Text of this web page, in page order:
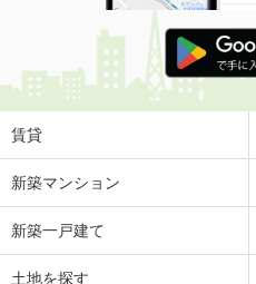
賃貸
新築マンション
新築一戸建て
土地を探す